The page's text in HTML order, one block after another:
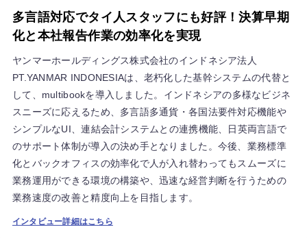
多言語対応でタイ人スタッフにも好評！決算早期
化と本社報告作業の効率化を実現
ヤンマーホールディングス株式会社のインドネシア法人
PT.YANMAR INDONESIAは、老朽化した基幹システムの代替と
して、multibookを導入しました。インドネシアの多様なビジネ
スニーズに応えるため、多言語多通貨・各国法要件対応機能や
シンプルなUI、連結会計システムとの連携機能、日英両言語で
のサポート体制が導入の決め手となりました。今後、業務標準
化とバックオフィスの効率化で人が入れ替わってもスムーズに
業務運用ができる環境の構築や、迅速な経営判断を行うための
業務速度の改善と精度向上を目指します。
インタビュー詳細はこちら